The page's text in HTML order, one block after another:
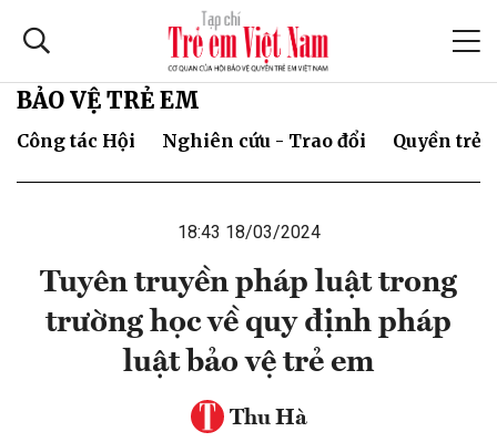
BẢO VỆ TRẺ EM
Công tác Hội Nghiên cứu - Trao đổi Quyền trẻ
18:43 18/03/2024
Tuyên truyền pháp luật trong
trường học về quy định pháp
luật bảo vệ trẻ em
Thu Hà